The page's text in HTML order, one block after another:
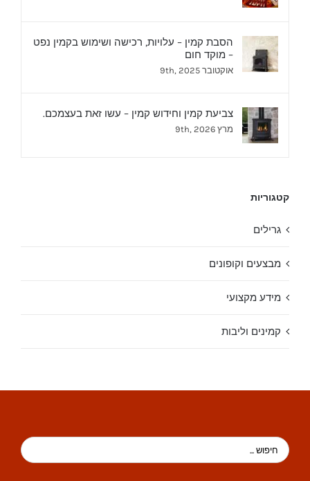
הסבת קמין – עלויות, רכישה ושימוש בקמין נפט
– מוקד חום
אוקטובר 9th, 2025
צביעת קמין וחידוש קמין – עשו זאת בעצמכם.
מרץ 9th, 2026
קטגוריות
גרילים
מבצעים וקופונים
מידע מקצועי
קמינים וליבות